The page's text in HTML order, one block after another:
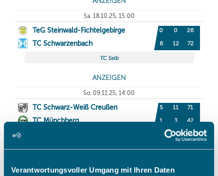
Verantwortungsvoller Umgang mit Ihren Daten